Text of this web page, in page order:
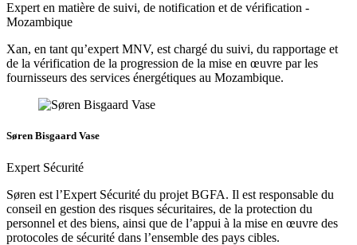
Expert en matière de suivi, de notification et de vérification -
Mozambique
Xan, en tant qu’expert MNV, est chargé du suivi, du rapportage et
de la vérification de la progression de la mise en œuvre par les
fournisseurs des services énergétiques au Mozambique.
Søren Bisgaard Vase
Expert Sécurité
Søren est l’Expert Sécurité du projet BGFA. Il est responsable du
conseil en gestion des risques sécuritaires, de la protection du
personnel et des biens, ainsi que de l’appui à la mise en œuvre des
protocoles de sécurité dans l’ensemble des pays cibles.